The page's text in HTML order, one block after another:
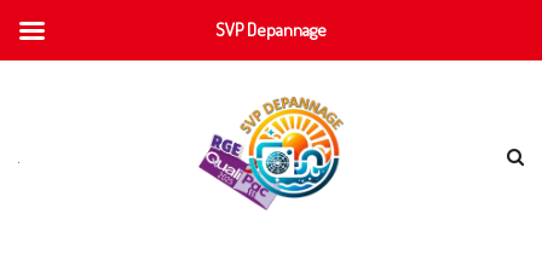
SVP Depannage